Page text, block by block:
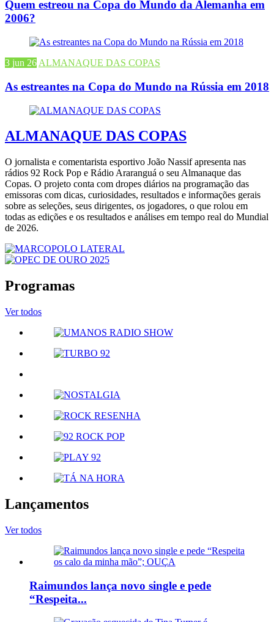
Quem estreou na Copa do Mundo da Alemanha em
2006?
3 jun 26 ALMANAQUE DAS COPAS
As estreantes na Copa do Mundo na Rússia em 2018
ALMANAQUE DAS COPAS
O jornalista e comentarista esportivo João Nassif apresenta nas
rádios 92 Rock Pop e Rádio Araranguá o seu Almanaque das
Copas. O projeto conta com dropes diários na programação das
emissoras com dicas, curiosidades, resultados e informações gerais
sobre as seleções, seus dirigentes, os jogadores, o que rolou em
todas as edições e os resultados e análises em tempo real do Mundial
de 2026.
Programas
Ver todos
Lançamentos
Ver todos
Raimundos lança novo single e pede
“Respeita...